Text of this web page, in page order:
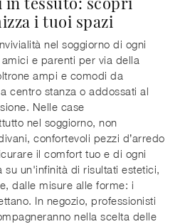
i tuoi spazi
nel soggiorno di ogni
e parenti per via della
ampi e comodi da
centro stanza o addossati al
Nelle case
nel soggiorno, non
confortevoli pezzi d’arredo
il comfort tuo e di ogni
su un'infinità di risultati estetici,
dalle misure alle forme: i
In negozio, professionisti
nella scelta delle